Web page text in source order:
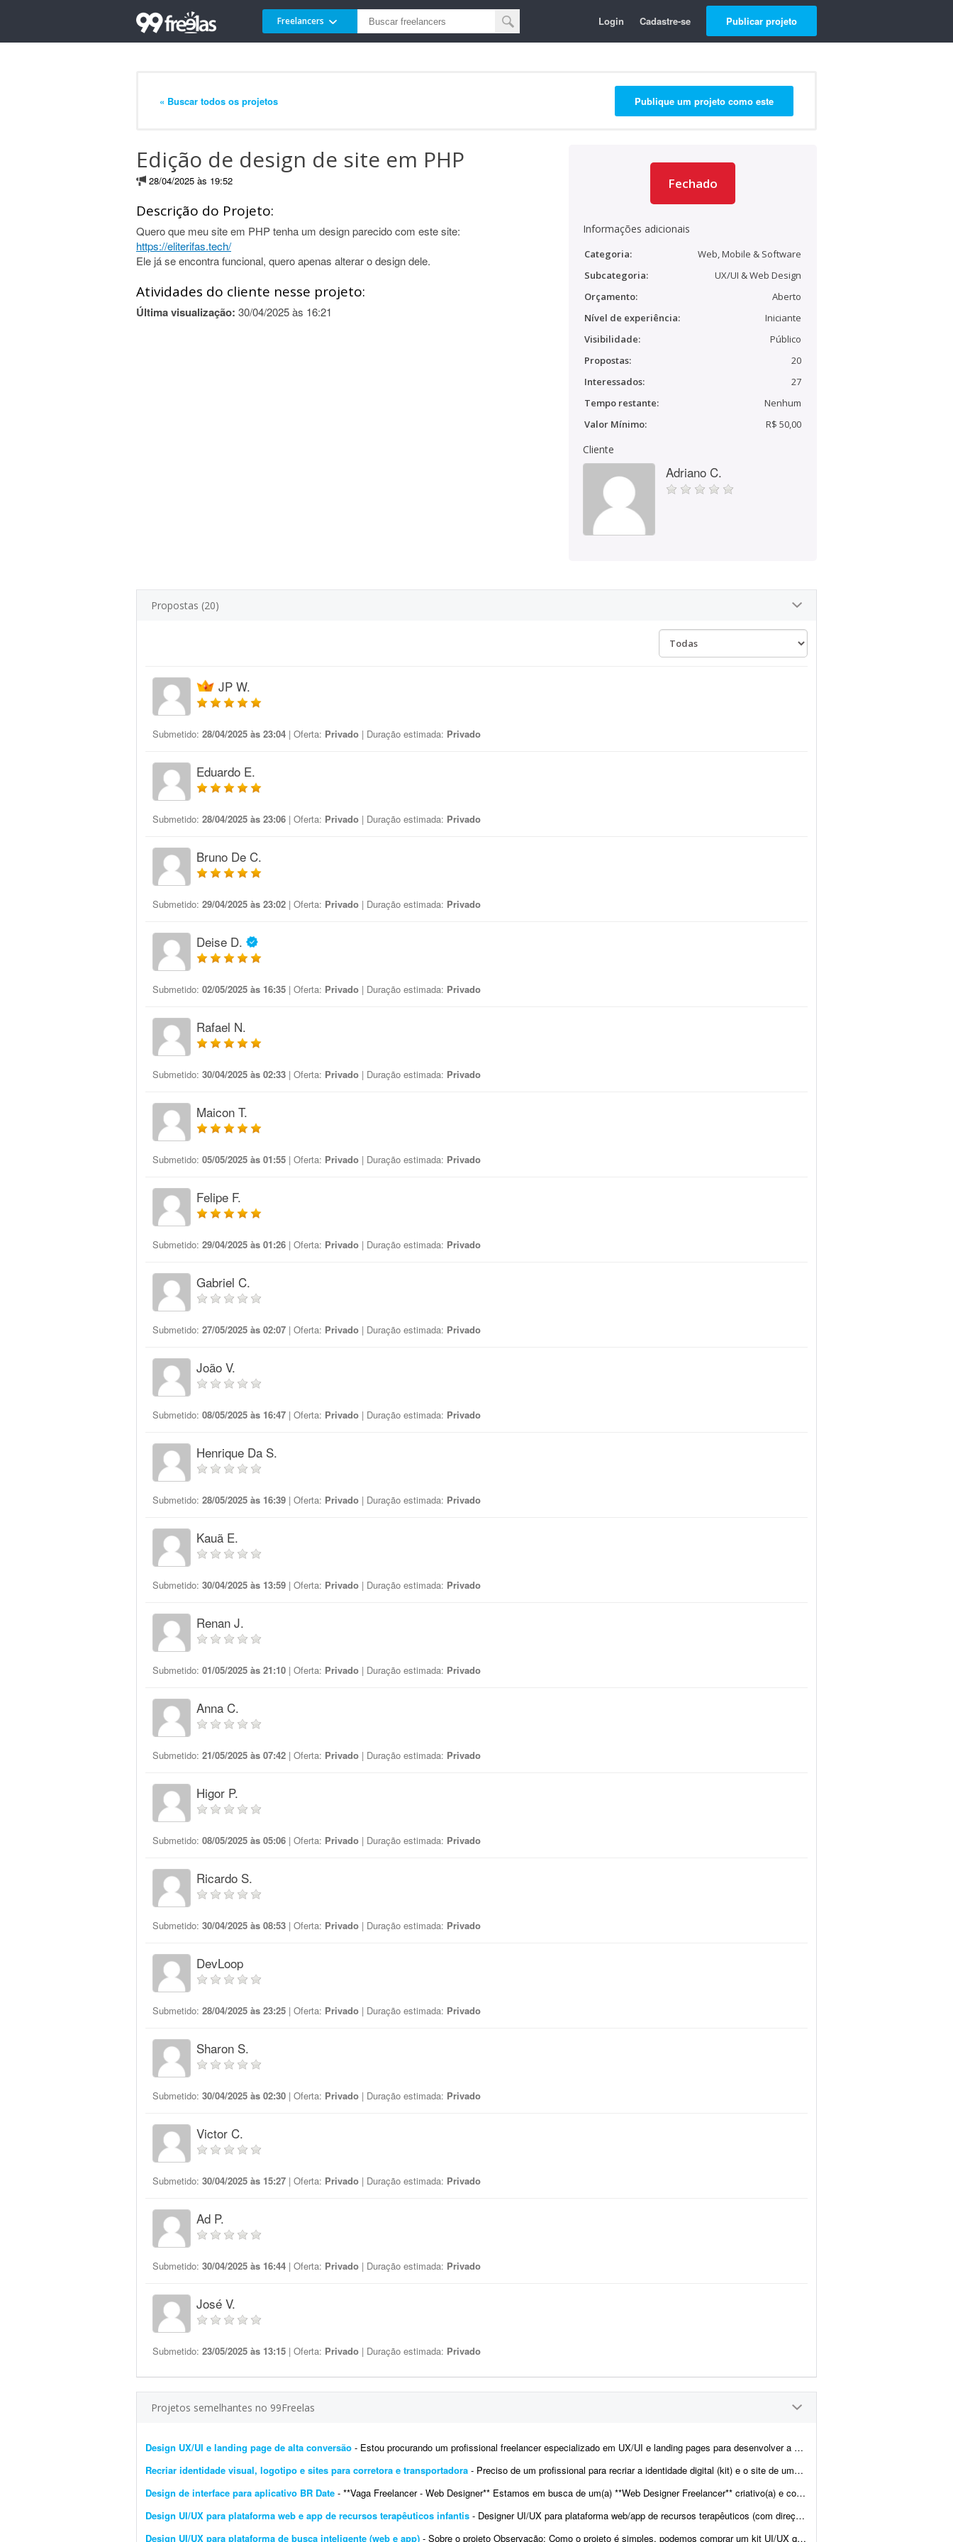
Freelancers Login Cadastre-se Publicar projeto
« Buscar todos os projetos Publique um projeto como este
Edição de design de site em PHP
28/04/2025 às 19:52
Descrição do Projeto:
Quero que meu site em PHP tenha um design parecido com este site:
https://eliterifas.tech/
Ele já se encontra funcional, quero apenas alterar o design dele.
Atividades do cliente nesse projeto:
Última visualização: 30/04/2025 às 16:21
Fechado
Informações adicionais
Categoria:
Web, Mobile & Software
Subcategoria:
UX/UI & Web Design
Orçamento:
Aberto
Nível de experiência:
Iniciante
Visibilidade:
Público
Propostas:
20
Interessados:
27
Tempo restante:
Nenhum
Valor Mínimo:
R$ 50,00
Cliente
Adriano C.
Propostas (20)
JP W.
Submetido: 28/04/2025 às 23:04 | Oferta: Privado | Duração estimada: Privado
Eduardo E.
Submetido: 28/04/2025 às 23:06 | Oferta: Privado | Duração estimada: Privado
Bruno De C.
Submetido: 29/04/2025 às 23:02 | Oferta: Privado | Duração estimada: Privado
Deise D.
Submetido: 02/05/2025 às 16:35 | Oferta: Privado | Duração estimada: Privado
Rafael N.
Submetido: 30/04/2025 às 02:33 | Oferta: Privado | Duração estimada: Privado
Maicon T.
Submetido: 05/05/2025 às 01:55 | Oferta: Privado | Duração estimada: Privado
Felipe F.
Submetido: 29/04/2025 às 01:26 | Oferta: Privado | Duração estimada: Privado
Gabriel C.
Submetido: 27/05/2025 às 02:07 | Oferta: Privado | Duração estimada: Privado
João V.
Submetido: 08/05/2025 às 16:47 | Oferta: Privado | Duração estimada: Privado
Henrique Da S.
Submetido: 28/05/2025 às 16:39 | Oferta: Privado | Duração estimada: Privado
Kauã E.
Submetido: 30/04/2025 às 13:59 | Oferta: Privado | Duração estimada: Privado
Renan J.
Submetido: 01/05/2025 às 21:10 | Oferta: Privado | Duração estimada: Privado
Anna C.
Submetido: 21/05/2025 às 07:42 | Oferta: Privado | Duração estimada: Privado
Higor P.
Submetido: 08/05/2025 às 05:06 | Oferta: Privado | Duração estimada: Privado
Ricardo S.
Submetido: 30/04/2025 às 08:53 | Oferta: Privado | Duração estimada: Privado
DevLoop
Submetido: 28/04/2025 às 23:25 | Oferta: Privado | Duração estimada: Privado
Sharon S.
Submetido: 30/04/2025 às 02:30 | Oferta: Privado | Duração estimada: Privado
Victor C.
Submetido: 30/04/2025 às 15:27 | Oferta: Privado | Duração estimada: Privado
Ad P.
Submetido: 30/04/2025 às 16:44 | Oferta: Privado | Duração estimada: Privado
José V.
Submetido: 23/05/2025 às 13:15 | Oferta: Privado | Duração estimada: Privado
Projetos semelhantes no 99Freelas
Design UX/UI e landing page de alta conversão - Estou procurando um profissional freelancer especializado em UX/UI e landing pages para desenvolver a experiência e a interface completas do meu site. O objetivo é criar uma presen&cc...
Recriar identidade visual, logotipo e sites para corretora e transportadora - Preciso de um profissional para recriar a identidade digital (kit) e o site de uma corretora. Também haverá demanda para criar o site de uma transportadora. Ambos já est&atild...
Design de interface para aplicativo BR Date - **Vaga Freelancer - Web Designer** Estamos em busca de um(a) **Web Designer Freelancer** criativo(a) e comprometido(a) para desenvolver layouts modernos e funcionais para projetos web. Projeto pa...
Design UI/UX para plataforma web e app de recursos terapêuticos infantis - Designer UI/UX para plataforma web/app de recursos terapêuticos (com direção visual de "jogos" interativos) Descrição: Estou desenvolvendo uma platafor...
Design UI/UX para plataforma de busca inteligente (web e app) - Sobre o projeto Observação: Como o projeto é simples, podemos comprar um kit UI/UX que atenda à maioria das finalidades. Projeto Estamos desenvolvendo uma plataforma ...